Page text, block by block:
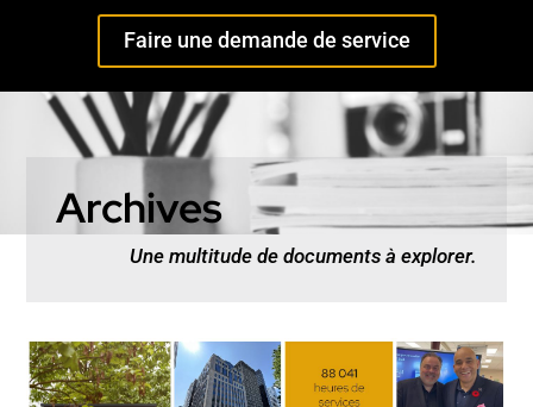
Faire une demande de service
Archives
Une multitude de documents à explorer.